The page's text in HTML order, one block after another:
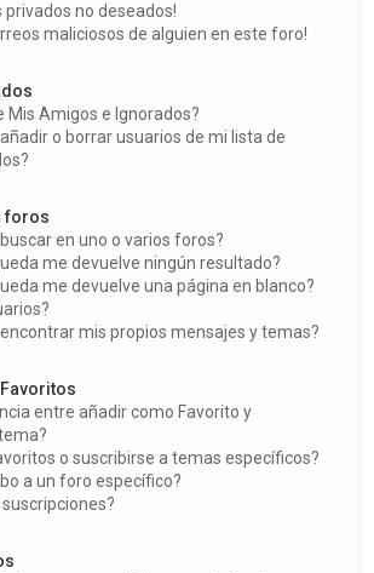
privados no deseados!
maliciosos de alguien en este foro!
Mis Amigos e Ignorados?
o borrar usuarios de mi lista de
foros
en uno o varios foros?
me devuelve ningún resultado?
me devuelve una página en blanco?
mis propios mensajes y temas?
entre añadir como Favorito y
o suscribirse a temas específicos?
a un foro específico?